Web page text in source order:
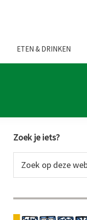
ETEN & DRINKEN
Primaire
Sidebar
Zoek je iets?
op
website